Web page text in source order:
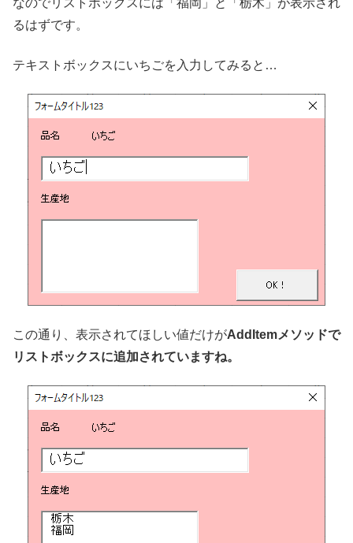
なのでリストボックスには「福岡」と「栃木」が表示され
るはずです。
テキストボックスにいちごを入力してみると…
この通り、表示されてほしい値だけがAddItemメソッドで
リストボックスに追加されていますね。